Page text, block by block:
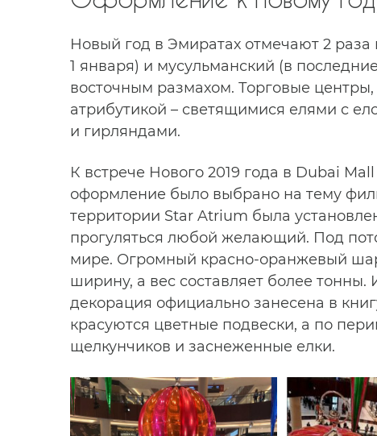
Новый год в Эмиратах отмечают 2
1 января) и мусульманский (в
восточным размахом. Торговые
атрибутикой – светящимися елями с
и гирляндами.
К встрече Нового 2019 года в Dubai
оформление было выбрано на тему
территории Star Atrium была
прогуляться любой желающий. Под
мире. Огромный красно-оранжевый
ширину, а вес составляет более
декорация официально занесена в
красуются цветные подвески, а по
щелкунчиков и заснеженные елки.